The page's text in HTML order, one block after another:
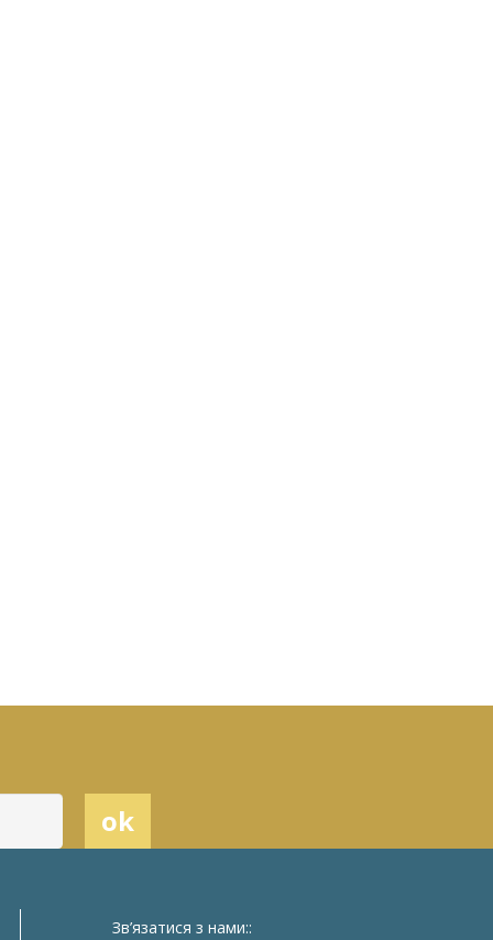
Зв’язатися з нами::